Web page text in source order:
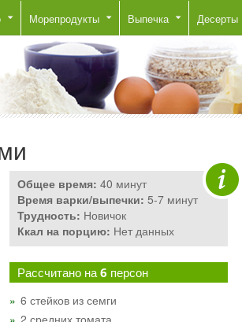
Морепродукты Выпечка Десерты
Общее время: 40 минут
Время варки/выпечки: 5-7 минут
Трудность: Новичок
Ккал на порцию: Нет данных
Рассчитано на6 персон
6 стейков из семги
2 средних томата